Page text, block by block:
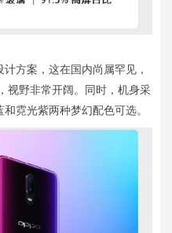
方案，这在国内尚属罕见，
视野非常开阔。同时，机身采
霓光紫两种梦幻配色可选。